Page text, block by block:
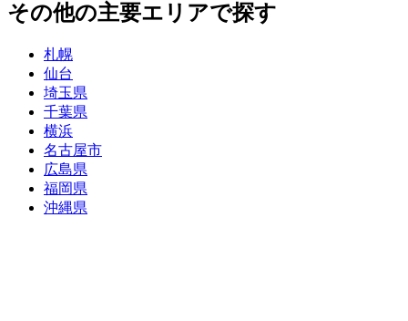
その他の主要エリアで探す
札幌
仙台
埼玉県
千葉県
横浜
名古屋市
広島県
福岡県
沖縄県